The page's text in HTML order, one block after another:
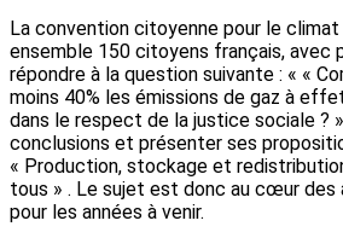
La convention citoyenne pour le
ensemble 150 citoyens français, avec
répondre à la question suivante : « «
moins 40% les émissions de gaz à
dans le respect de la justice sociale ?
conclusions et présenter ses
« Production, stockage et
tous » . Le sujet est donc au cœur des
pour les années à venir.